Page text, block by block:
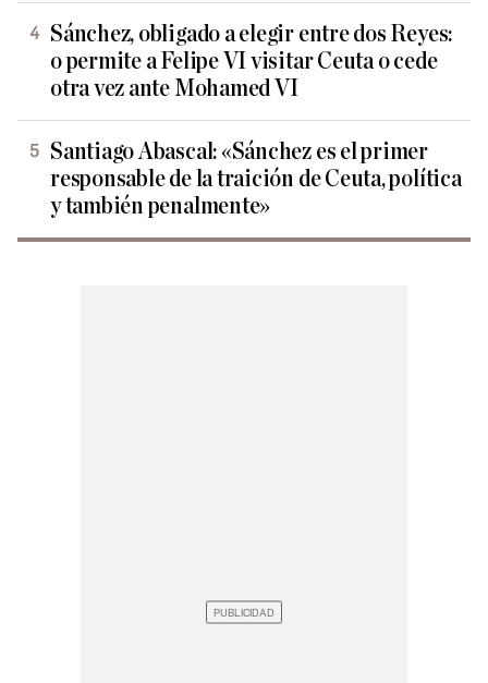
Sánchez, obligado a elegir entre dos Reyes:
o permite a Felipe VI visitar Ceuta o cede
otra vez ante Mohamed VI
Santiago Abascal: «Sánchez es el primer
responsable de la traición de Ceuta, política
y también penalmente»